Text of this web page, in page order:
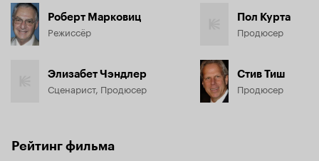
Роберт Марковиц
Режиссёр
Элизабет Чэндлер
Сценарист, Продюсер
Пол Курта
Продюсер
Стив Тиш
Продюсер
Рейтинг фильма